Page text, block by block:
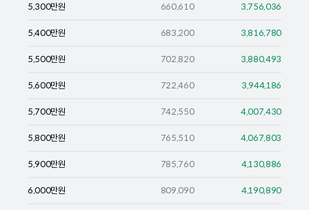
5,300만원 660,610 3,756,036
5,400만원 683,200 3,816,780
5,500만원 702,820 3,880,493
5,600만원 722,460 3,944,186
5,700만원 742,550 4,007,430
5,800만원 765,510 4,067,803
5,900만원 785,760 4,130,886
6,000만원 809,090 4,190,890